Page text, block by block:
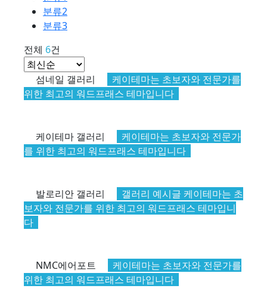
분류2
분류3
전체 6건
섬네일 갤러리
케이테마는 초보자와 전문가를
위한 최고의 워드프래스 테마입니다
케이테마 갤러리
케이테마는 초보자와 전문가
를 위한 최고의 워드프래스 테마입니다
발로리안 갤러리
갤러리 예시글 케이테마는 초
보자와 전문가를 위한 최고의 워드프래스 테마입니
다
NMC에어포트
케이테마는 초보자와 전문가를
위한 최고의 워드프래스 테마입니다